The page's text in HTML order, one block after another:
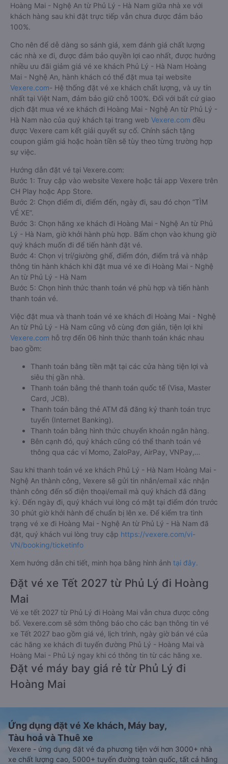
Hoàng Mai - Nghệ An từ Phủ Lý - Hà Nam giữa nhà xe với
khách hàng sau khi đặt trực tiếp vẫn chưa được đảm bảo
100%.
Cho nên để dễ dàng so sánh giá, xem đánh giá chất lượng
các nhà xe đi, được đảm bảo quyền lợi cao nhất, được hưởng
nhiều ưu đãi giảm giá vé xe khách Phủ Lý - Hà Nam Hoàng
Mai - Nghệ An, hành khách có thể đặt mua tại website
Vexere.com- Hệ thống đặt vé xe khách chất lượng, và uy tín
nhất tại Việt Nam, đảm bảo giữ chỗ 100%. Đối với bất cứ giao
dịch đặt mua vé xe khách đi Hoàng Mai - Nghệ An từ Phủ Lý -
Hà Nam nào của quý khách tại trang web Vexere.com đều
được Vexere cam kết giải quyết sự cố. Chính sách tặng
coupon giảm giá hoặc hoàn tiền sẽ tùy theo từng trường hợp
sự việc.
Hướng dẫn đặt vé tại Vexere.com:
Bước 1: Truy cập vào website Vexere hoặc tải app Vexere trên
CH Play hoặc App Store.
Bước 2: Chọn điểm đi, điểm đến, ngày đi, sau đó chọn “TÌM
VÉ XE”.
Bước 3: Chọn hãng xe khách đi Hoàng Mai - Nghệ An từ Phủ
Lý - Hà Nam, giờ khởi hành phù hợp. Bấm chọn vào khung giờ
quý khách muốn đi để tiến hành đặt vé.
Bước 4: Chọn vị trí/giường ghế, điểm đón, điểm trả và nhập
thông tin hành khách khi đặt mua vé xe đi Hoàng Mai - Nghệ
An từ Phủ Lý - Hà Nam
Bước 5: Chọn hình thức thanh toán vé phù hợp và tiến hành
thanh toán vé.
Việc đặt mua và thanh toán vé xe khách đi Hoàng Mai - Nghệ
An từ Phủ Lý - Hà Nam cũng vô cùng đơn giản, tiện lợi khi
Vexere.com hỗ trợ đến 06 hình thức thanh toán khác nhau
bao gồm:
Thanh toán bằng tiền mặt tại các cửa hàng tiện lợi và
siêu thị gần nhà.
Thanh toán bằng thẻ thanh toán quốc tế (Visa, Master
Card, JCB).
Thanh toán bằng thẻ ATM đã đăng ký thanh toán trực
tuyến (Internet Banking).
Thanh toán bằng hình thức chuyển khoản ngân hàng.
Bên cạnh đó, quý khách cũng có thể thanh toán vé
thông qua các ví Momo, ZaloPay, AirPay, VNPay,…
Sau khi thanh toán vé xe khách Phủ Lý - Hà Nam Hoàng Mai -
Nghệ An thành công, Vexere sẽ gửi tin nhắn/email xác nhận
thành công đến số điện thoại/email mà quý khách đã đăng
ký. Đến ngày đi, quý khách vui lòng có mặt tại điểm đón trước
30 phút giờ khởi hành để chuẩn bị lên xe. Để kiểm tra tình
trạng vé xe đi Hoàng Mai - Nghệ An từ Phủ Lý - Hà Nam đã
đặt, quý khách vui lòng truy cập https://vexere.com/vi-
VN/booking/ticketinfo
Xem hướng dẫn chi tiết, minh họa bằng hình ảnh tại đây.
Đặt vé xe Tết 2027 từ Phủ Lý đi Hoàng
Mai
Vé xe tết 2027 từ Phủ Lý đi Hoàng Mai vẫn chưa được công
bố. Vexere.com sẽ sớm thông báo cho các bạn thông tin vé
xe Tết 2027 bao gồm giá vé, lịch trình, ngày giờ bán vé của
các hãng xe khách đi tuyến đường Phủ Lý - Hoàng Mai và
Hoàng Mai - Phủ Lý ngay khi có thông tin từ các hãng xe.
Đặt vé máy bay giá rẻ từ Phủ Lý đi
Hoàng Mai
Ứng dụng đặt vé Xe khách, Máy bay,
Tàu hoả và Thuê xe
Vexere - ứng dụng đặt vé đa phương tiện với hơn 3000+ nhà
xe chất lượng cao, 5000+ tuyến đường toàn quốc, tất cả hãng